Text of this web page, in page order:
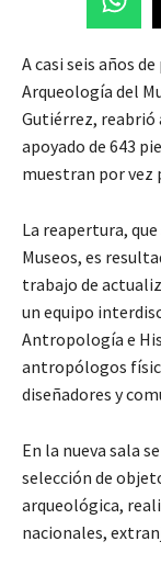
A casi seis años
Arqueología del
Gutiérrez, reabrió
apoyado de 643
muestran por vez
La reapertura,
Museos, es
trabajo de
un equipo
Antropología e
antropólogos
diseñadores y
En la nueva sala
selección de
arqueológica,
nacionales,